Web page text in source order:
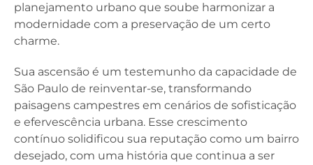
planejamento urbano que soube harmonizar a
modernidade com a preservação de um certo
charme.
Sua ascensão é um testemunho da capacidade de
São Paulo de reinventar-se, transformando
paisagens campestres em cenários de sofisticação
e efervescência urbana. Esse crescimento
contínuo solidificou sua reputação como um bairro
desejado, com uma história que continua a ser